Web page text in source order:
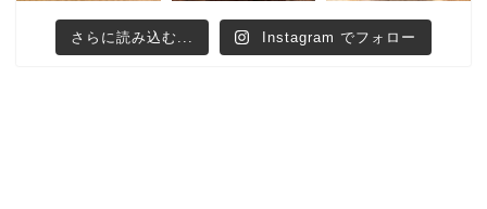
さらに読み込む... Instagram でフォロー